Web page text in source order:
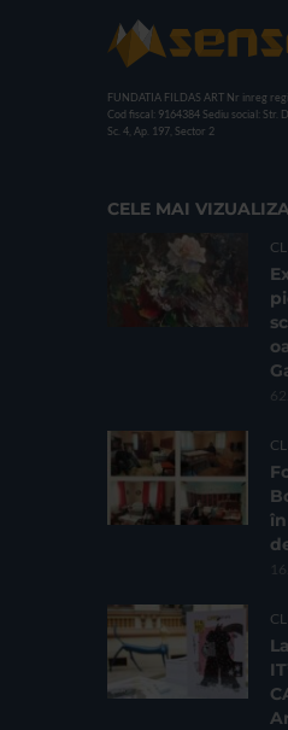
FUNDATIA FILDAS ART Nr inreg
Cod fiscal: 9164384 Sediu social: Str.
Sc. 4, Ap. 197, Sector 2
CELE MAI